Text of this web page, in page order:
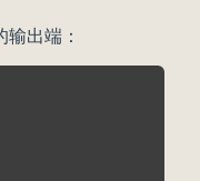
出端：